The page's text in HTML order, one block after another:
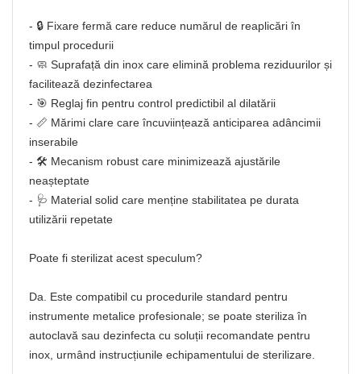
- 🔒 Fixare fermă care reduce numărul de reaplicări în
timpul procedurii
- 🧼 Suprafață din inox care elimină problema reziduurilor și
facilitează dezinfectarea
- 🎯 Reglaj fin pentru control predictibil al dilatării
- 📏 Mărimi clare care încuviințează anticiparea adâncimii
inserabile
- 🛠️ Mecanism robust care minimizează ajustările
neașteptate
- 🩺 Material solid care menține stabilitatea pe durata
utilizării repetate
Poate fi sterilizat acest speculum?
Da. Este compatibil cu procedurile standard pentru
instrumente metalice profesionale; se poate steriliza în
autoclavă sau dezinfecta cu soluții recomandate pentru
inox, urmând instrucțiunile echipamentului de sterilizare.